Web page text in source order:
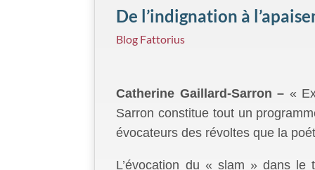
De l’indignation à
Blog Fattorius
Catherine Gaillard-Sarron – «
Sarron constitue tout un
évocateurs des révoltes que la
L’évocation du « slam » dans